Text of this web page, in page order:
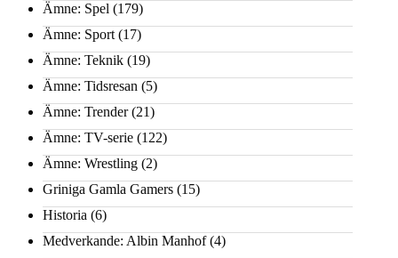
Ämne: Spel (179)
Ämne: Sport (17)
Ämne: Teknik (19)
Ämne: Tidsresan (5)
Ämne: Trender(21)
Ämne: TV-serie (122)
Ämne: Wrestling (2)
Griniga Gamla Gamers (15)
Historia (6)
Medverkande: Albin Manhof(4)